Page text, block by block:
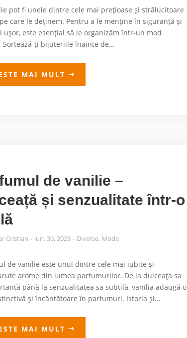
pot fi unele dintre cele mai prețioase și strălucitoare
care le deținem. Pentru a le menține în siguranță și
ușor, este esențial să le organizăm într-un mod
Sortează-ți bijuteriile înainte de...
MAI MULT
de vanilie –
și senzualitate într-o
Cristian iun. 30, 2023 Diverse, Moda
de vanilie este unul dintre cele mai iubite și
arome din lumea parfumurilor. De la dulceața sa
până la senzualitatea sa subtilă, vanilia adaugă o
și încântătoare în parfumuri. Istoria și...
MAI MULT